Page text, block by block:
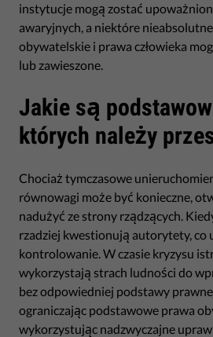
instytucje mogą zostać
awaryjnych, a niektóre
obywatelskie i prawa człowieka
lub zawieszone.
Jakie są
których należy
Chociaż tymczasowe
równowagi może być konieczne,
nadużyć ze strony rządzących.
rzadziej kwestionują autorytety, co
kontrolowanie. W czasie kryzysu
wykorzystają strach ludności do
bez odpowiedniej podstawy
ograniczając podstawowe prawa
wykorzystując nadzwyczajne